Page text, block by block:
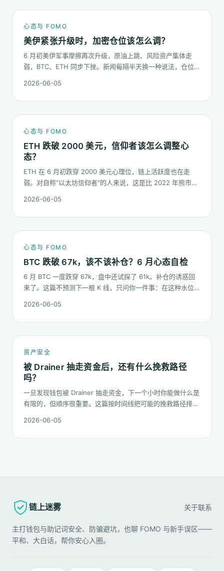
心态与 FOMO
美伊紧张升级时，加密仓位该怎么调？
6 月初美伊军事摩擦再次升级，原油上跳、风险资产集体走
弱，BTC、ETH 同步下挫。新闻每隔半天换一种说法，仓位却
2026-06-05
心态与 FOMO
ETH 跌破 2000 美元，信仰者该怎么调整心
态？
ETH 在 6 月初跌穿 2000 美元心理位，链上活跃度也在走
弱。对自称"以太坊信仰者"的人来说，这是比 2022 年熊市更
2026-06-05
心态与 FOMO
BTC 跌破 67k，该不该补仓？6 月心态自检
6 月 BTC 一度跌穿 67k，盘中还试探了 61k。补仓的诱惑回
来了。这篇不预测下一根 K 线，只问你一件事：在这种水位面
2026-06-05
资产安全
被 Drainer 抽走资金后，还有什么挽救路径
吗？
一旦发现钱包被 Drainer 抽走资金，下一个小时你能做什么是
有限的，但顺序很重要。这篇按时间线把可能的挽救路径排一
2026-06-05
链上迷雾 关于联系
主打钱包与助记词安全、防骗避坑，也聊 FOMO 与新手误区——
平和、大白话，帮你安心入圈。